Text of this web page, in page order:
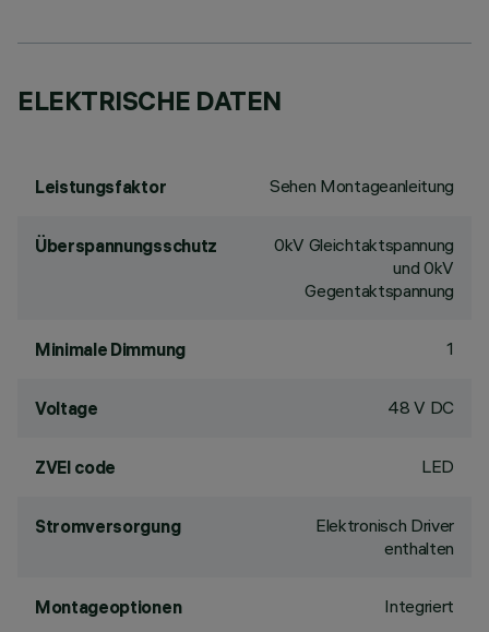
ELEKTRISCHE DATEN
Leistungsfaktor Sehen Montageanleitung
Überspannungsschutz
0kV Gleichtaktspannung
und 0kV
Gegentaktspannung
Minimale Dimmung 1
Voltage 48 V DC
ZVEI code LED
Stromversorgung
Elektronisch Driver
enthalten
Montageoptionen Integriert